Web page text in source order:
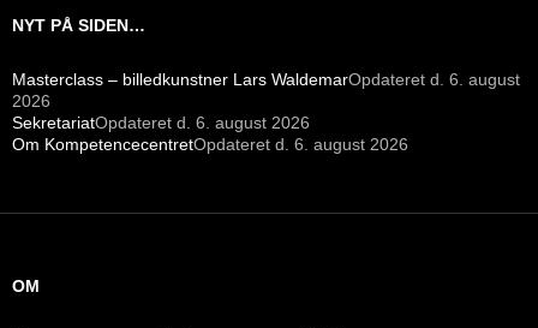
NYT PÅ SIDEN…
Masterclass – billedkunstner Lars WaldemarOpdateret d. 6. august
2026
SekretariatOpdateret d. 6. august 2026
Om KompetencecentretOpdateret d. 6. august 2026
OM